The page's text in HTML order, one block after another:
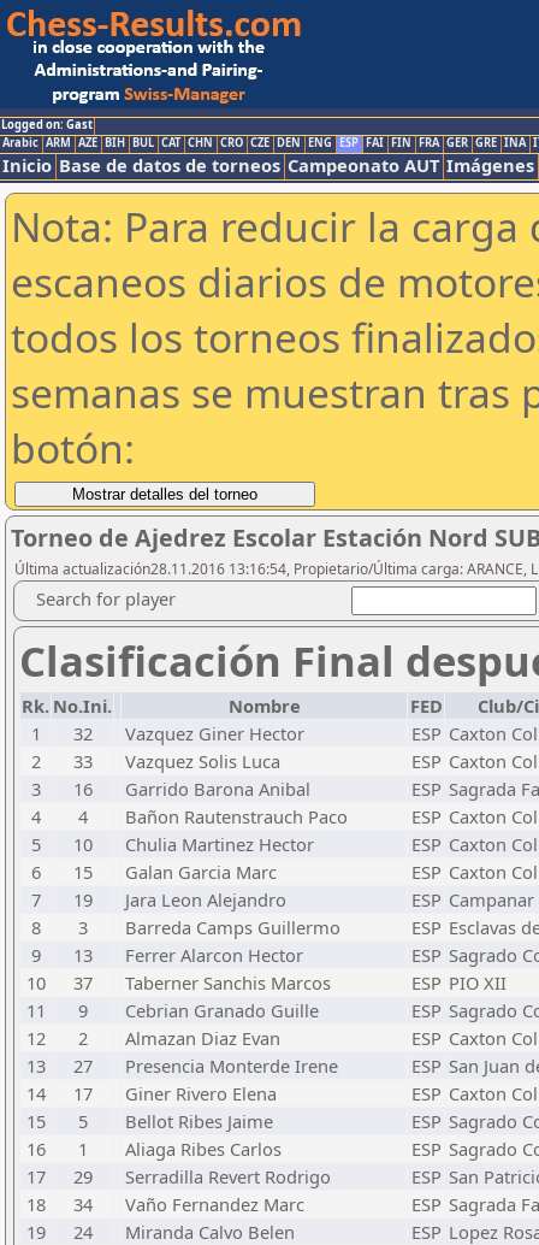
Logged on: Gast
Arabic ARM AZE BIH BUL CAT CHN CRO CZE DEN ENG ESP FAI FIN FRA GER GRE INA
Inicio Base de datos de torneos Campeonato AUT Imágenes
Nota: Para reducir la
escaneos diarios de
todos los torneos
semanas se muestran tras
botón:
Torneo de Ajedrez Escolar Estación Nord
Última actualización28.11.2016 13:16:54, Propietario/Última carga: ARANCE,
Search for player
Clasificación Final
Rk. No.Ini. Nombre FED
Club/
1
32 Vazquez Giner Hector ESP Caxton
2
33 Vazquez Solis Luca ESP Caxton
3
16 Garrido Barona Anibal ESP Sagrada
4
4 Bañon Rautenstrauch Paco ESP Caxton
5
10 Chulia Martinez Hector ESP Caxton
6
15 Galan Garcia Marc ESP Caxton
7
19 Jara Leon Alejandro ESP Campanar
8
3 Barreda Camps Guillermo ESP Esclavas
9
13 Ferrer Alarcon Hector ESP Sagrado
10
37 Taberner Sanchis Marcos ESP PIO XII
11
9 Cebrian Granado Guille ESP Sagrado
12
2 Almazan Diaz Evan ESP Caxton
13
27 Presencia Monterde Irene ESP San Juan
14
17 Giner Rivero Elena ESP Caxton
15
5 Bellot Ribes Jaime ESP Sagrado
16
1 Aliaga Ribes Carlos ESP Sagrado
17
29 Serradilla Revert Rodrigo ESP San
18
34 Vaño Fernandez Marc ESP Sagrada
19
24 Miranda Calvo Belen ESP Lopez